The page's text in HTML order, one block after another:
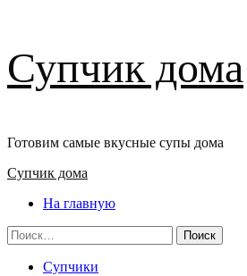
к
содержимому
Супчик дома
Готовим самые вкусные супы дома
Основное
Супчик дома
На главную
Найти:
Супчики